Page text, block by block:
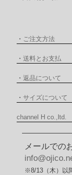
・ ご注文方法
・ 送料とお支払
・ 返品について
・ サイズについて
channel H co.,ltd.
メールでの
※8/13（木）以